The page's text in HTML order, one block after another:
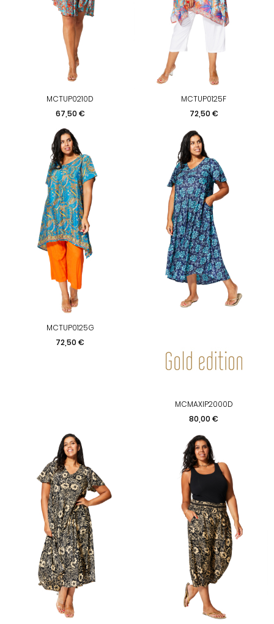
MCTUP0210D
Preis
67,50 €
MCTUP0125F
Preis
72,50 €
MCTUP0125G
Preis
72,50 €
MCMAXIP2000D
Preis
80,00 €